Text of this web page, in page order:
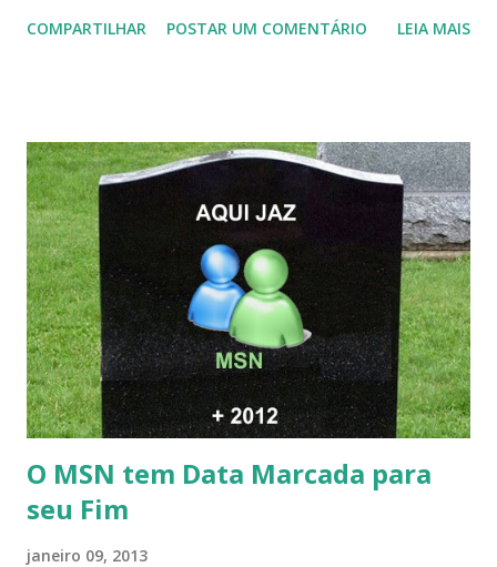
COMPARTILHAR POSTAR UM COMENTÁRIO LEIA MAIS
O MSN tem Data Marcada para
seu Fim
janeiro 09, 2013